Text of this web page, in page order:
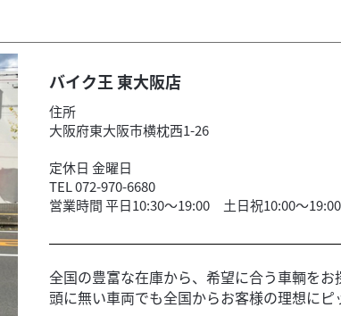
バイク王 東大阪店
住所
大阪府東大阪市横枕西1-26
定休日 金曜日
TEL 072-970-6680
営業時間 平日10:30～19:00 土日祝10:00～19:00
全国の豊富な在庫から、希望に合う車輌を
頭に無い車両でも全国からお客様の理想に